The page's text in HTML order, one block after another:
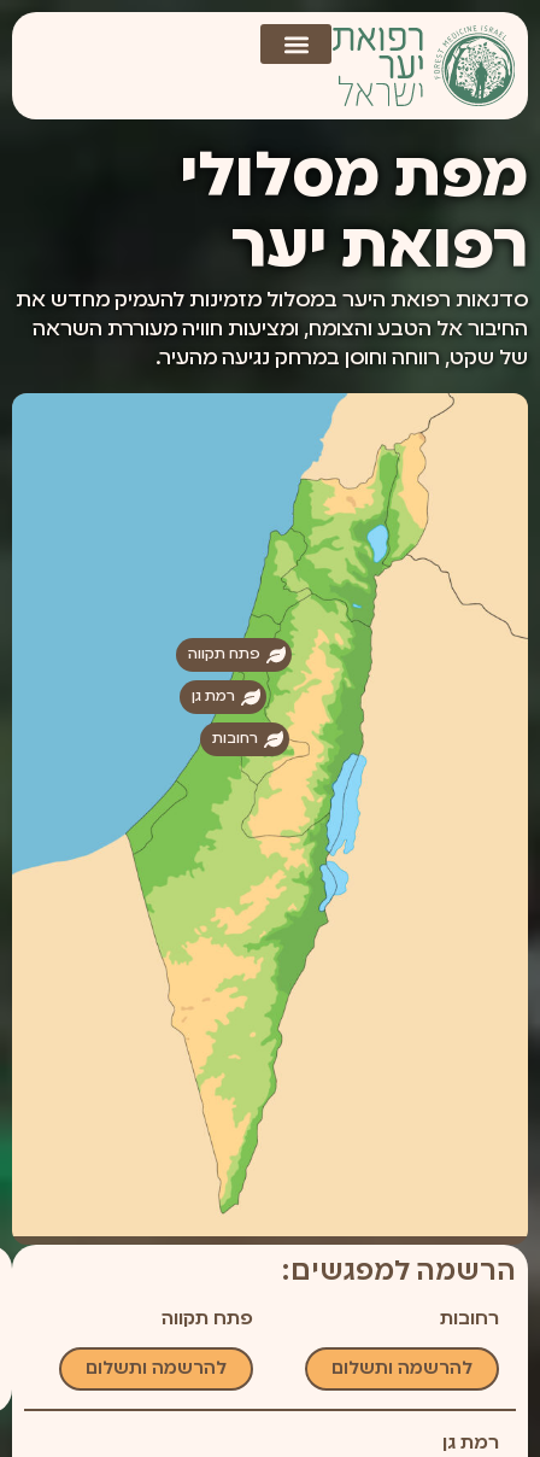
לתוכן
מפת מסלולי
רפואת יער
סדנאות רפואת היער במסלול מזמינות להעמיק מחדש את
החיבור אל הטבע והצומח, ומציעות חוויה מעוררת השראה
של שקט, רווחה וחוסן במרחק נגיעה מהעיר.
פתח תקווה
רמת גן
רחובות
הרשמה למפגשים:
רחובות
להרשמה ותשלום
פתח תקווה
להרשמה ותשלום
רמת גן